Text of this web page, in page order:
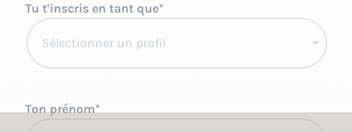
Tu t'inscris en tant que*
Sélectionner un profil
Ton prénom*